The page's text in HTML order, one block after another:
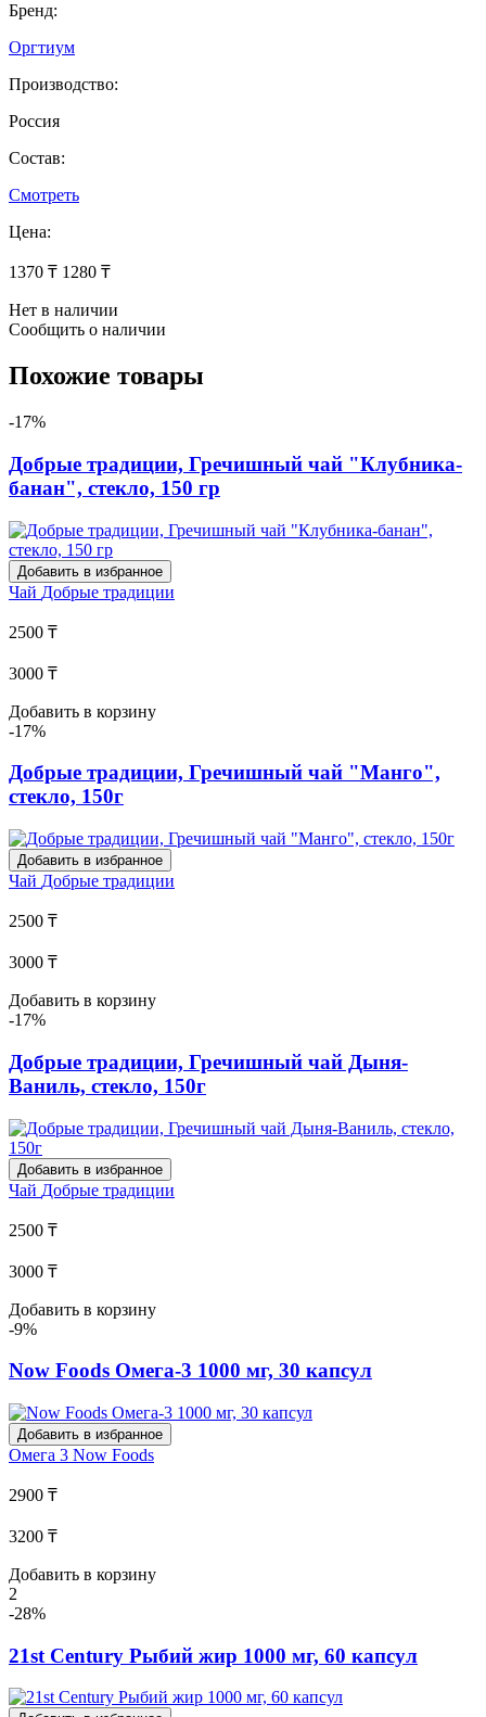
Бренд:
Оргтиум
Производство:
Россия
Состав:
Смотреть
Цена:
1370 ₸ 1280 ₸
Нет в наличии
Сообщить о наличии
Похожие товары
-17%
Добрые традиции, Гречишный чай "Клубника-
банан", стекло, 150 гр
Добавить в избранное
Чай Добрые традиции
2500 ₸
3000 ₸
Добавить в корзину
-17%
Добрые традиции, Гречишный чай "Манго",
стекло, 150г
Добавить в избранное
Чай Добрые традиции
2500 ₸
3000 ₸
Добавить в корзину
-17%
Добрые традиции, Гречишный чай Дыня-
Ваниль, стекло, 150г
Добавить в избранное
Чай Добрые традиции
2500 ₸
3000 ₸
Добавить в корзину
-9%
Now Foods Омега-3 1000 мг, 30 капсул
Добавить в избранное
Омега 3 Now Foods
2900 ₸
3200 ₸
Добавить в корзину
2
-28%
21st Century Рыбий жир 1000 мг, 60 капсул